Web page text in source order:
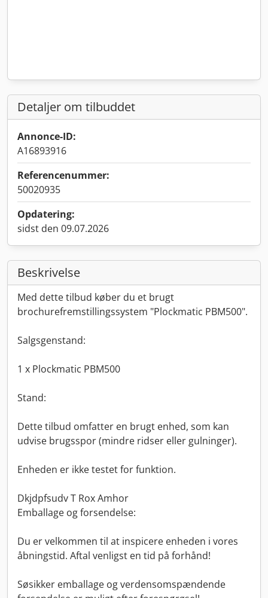
Detaljer om tilbuddet
Annonce-ID:
A16893916
Referencenummer:
50020935
Opdatering:
sidst den 09.07.2026
Beskrivelse
Med dette tilbud køber du et brugt
brochurefremstillingssystem "Plockmatic PBM500".
Salgsgenstand:
1 x Plockmatic PBM500
Stand:
Dette tilbud omfatter en brugt enhed, som kan
udvise brugsspor (mindre ridser eller gulninger).
Enheden er ikke testet for funktion.
Dkjdpfsudv T Rox Amhor
Emballage og forsendelse:
Du er velkommen til at inspicere enheden i vores
åbningstid. Aftal venligst en tid på forhånd!
Søsikker emballage og verdensomspændende